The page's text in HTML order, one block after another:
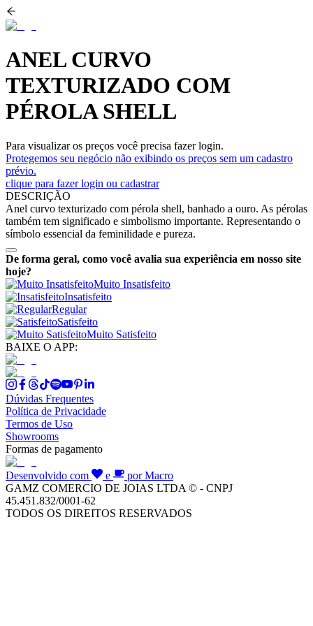
ANEL CURVO
TEXTURIZADO COM
PÉROLA SHELL
Para visualizar os preços você precisa fazer login.
Protegemos seu negócio não exibindo os preços sem um cadastro
prévio.
clique para fazer login ou cadastrar
DESCRIÇÃO
Anel curvo texturizado com pérola shell, banhado a ouro. As pérolas
também tem significado e simbolismo importante. Representando o
símbolo essencial da feminilidade e pureza.
De forma geral, como você avalia sua experiência em nosso site
hoje?
Muito Insatisfeito
Insatisfeito
Regular
Satisfeito
Muito Satisfeito
BAIXE O APP:
Dúvidas Frequentes
Política de Privacidade
Termos de Uso
Showrooms
Formas de pagamento
Desenvolvido com e
por Macro
GAMZ COMERCIO DE JOIAS LTDA © - CNPJ
45.451.832/0001-62
TODOS OS DIREITOS RESERVADOS